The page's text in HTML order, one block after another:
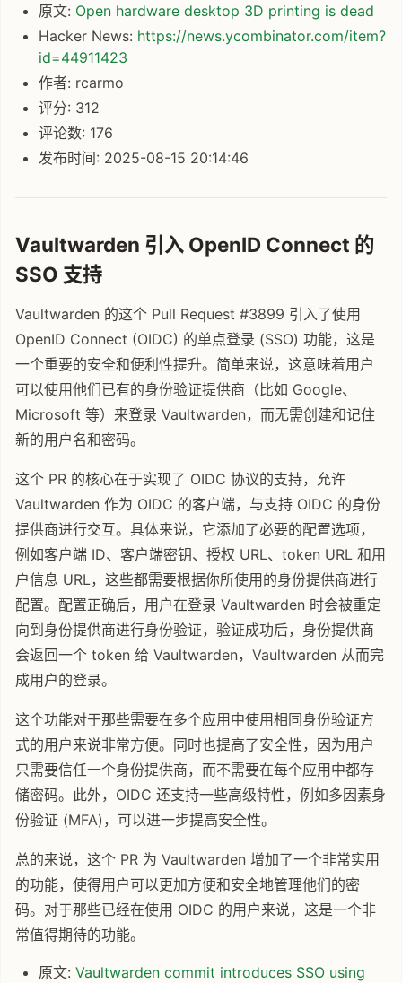
原文: Open hardware desktop 3D printing is dead
Hacker News: https://news.ycombinator.com/item?
id=44911423
作者: rcarmo
评分: 312
评论数: 176
发布时间: 2025-08-15 20:14:46
Vaultwarden 引入 OpenID Connect 的
SSO 支持
Vaultwarden 的这个 Pull Request #3899 引入了使用
OpenID Connect (OIDC) 的单点登录 (SSO) 功能，这是
一个重要的安全和便利性提升。简单来说，这意味着用户
可以使用他们已有的身份验证提供商（比如 Google、
Microsoft 等）来登录 Vaultwarden，而无需创建和记住
新的用户名和密码。
这个 PR 的核心在于实现了 OIDC 协议的支持，允许
Vaultwarden 作为 OIDC 的客户端，与支持 OIDC 的身份
提供商进行交互。具体来说，它添加了必要的配置选项，
例如客户端 ID、客户端密钥、授权 URL、token URL 和用
户信息 URL，这些都需要根据你所使用的身份提供商进行
配置。配置正确后，用户在登录 Vaultwarden 时会被重定
向到身份提供商进行身份验证，验证成功后，身份提供商
会返回一个 token 给 Vaultwarden，Vaultwarden 从而完
成用户的登录。
这个功能对于那些需要在多个应用中使用相同身份验证方
式的用户来说非常方便。同时也提高了安全性，因为用户
只需要信任一个身份提供商，而不需要在每个应用中都存
储密码。此外，OIDC 还支持一些高级特性，例如多因素身
份验证 (MFA)，可以进一步提高安全性。
总的来说，这个 PR 为 Vaultwarden 增加了一个非常实用
的功能，使得用户可以更加方便和安全地管理他们的密
码。对于那些已经在使用 OIDC 的用户来说，这是一个非
常值得期待的功能。
原文: Vaultwarden commit introduces SSO using